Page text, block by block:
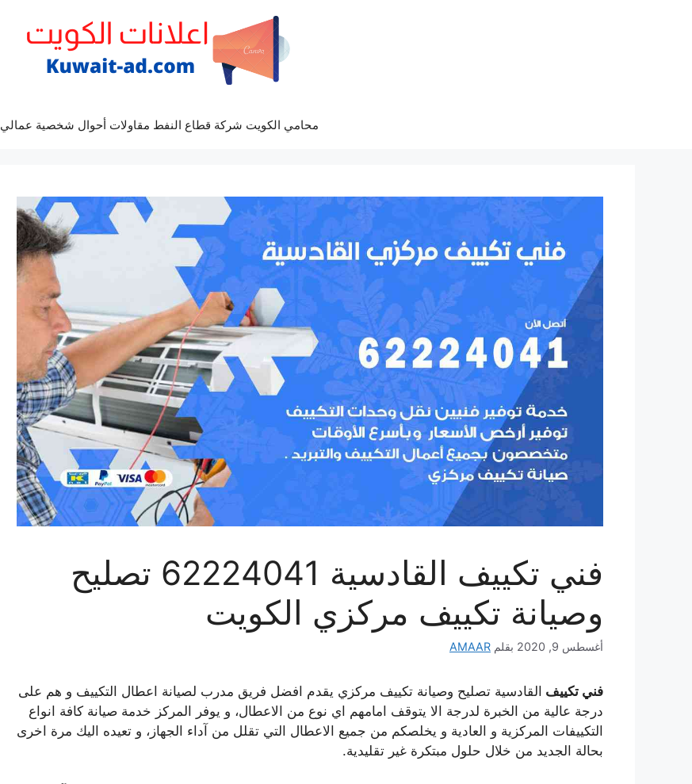
محامي الكويت شركة قطاع النفط مقاولات أحوال شخصية عمالي
فني تكييف القادسية 62224041 تصليح
وصيانة تكييف مركزي الكويت
أغسطس 9, 2020 بقلم AMAAR
فني تكييف القادسية تصليح وصيانة تكييف مركزي يقدم افضل فريق مدرب لصيانة اعطال التكييف و هم على
درجة عالية من الخبرة لدرجة الا يتوقف امامهم اي نوع من الاعطال، و يوفر المركز خدمة صيانة كافة انواع
التكييفات المركزية و العادية و يخلصكم من جميع الاعطال التي تقلل من آداء الجهاز، و تعيده اليك مرة اخرى
بحالة الجديد من خلال حلول مبتكرة غير تقليدية.